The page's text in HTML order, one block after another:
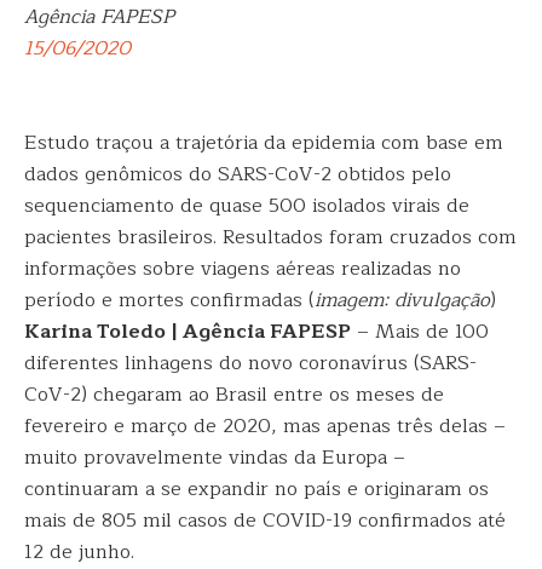
Agência FAPESP
15/06/2020
Estudo traçou a trajetória da epidemia com base em
dados genômicos do SARS-CoV-2 obtidos pelo
sequenciamento de quase 500 isolados virais de
pacientes brasileiros. Resultados foram cruzados com
informações sobre viagens aéreas realizadas no
período e mortes confirmadas (imagem: divulgação)
Karina Toledo | Agência FAPESP – Mais de 100
diferentes linhagens do novo coronavírus (SARS-
CoV-2) chegaram ao Brasil entre os meses de
fevereiro e março de 2020, mas apenas três delas –
muito provavelmente vindas da Europa –
continuaram a se expandir no país e originaram os
mais de 805 mil casos de COVID-19 confirmados até
12 de junho.